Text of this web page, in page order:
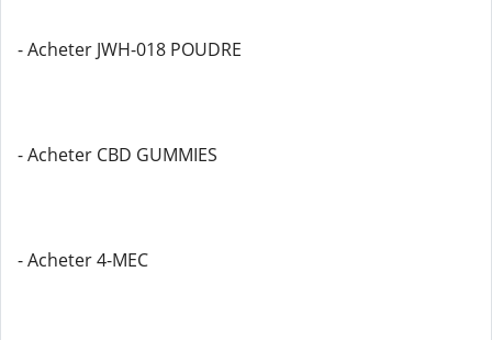
- Acheter JWH-018 POUDRE
- Acheter CBD GUMMIES
- Acheter 4-MEC